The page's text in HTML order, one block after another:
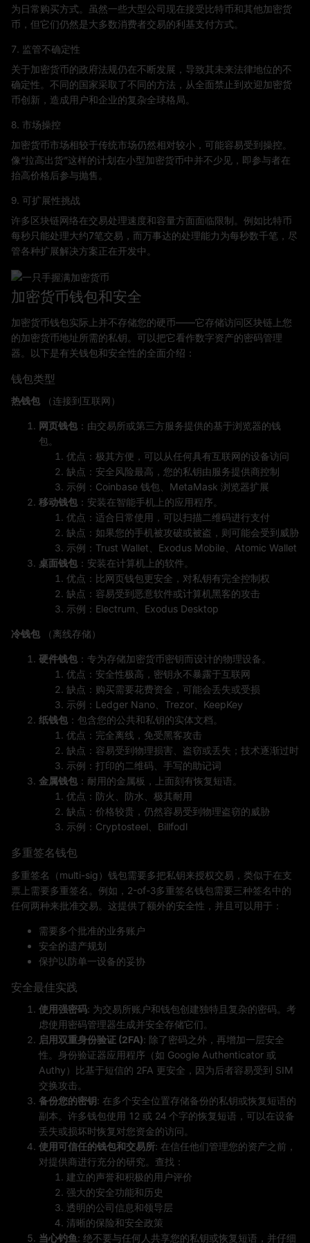
为日常购买方式。虽然一些大型公司现在接受比特币和其他加密货
币，但它们仍然是大多数消费者交易的利基支付方式。
7. 监管不确定性
关于加密货币的政府法规仍在不断发展，导致其未来法律地位的不
确定性。不同的国家采取了不同的方法，从全面禁止到欢迎加密货
币创新，造成用户和企业的复杂全球格局。
8. 市场操控
加密货币市场相较于传统市场仍然相对较小，可能容易受到操控。
像“拉高出货”这样的计划在小型加密货币中并不少见，即参与者在
抬高价格后参与抛售。
9. 可扩展性挑战
许多区块链网络在交易处理速度和容量方面面临限制。例如比特币
每秒只能处理大约7笔交易，而万事达的处理能力为每秒数千笔，尽
管各种扩展解决方案正在开发中。
加密货币钱包和安全
加密货币钱包实际上并不存储您的硬币——它存储访问区块链上您
的加密货币地址所需的私钥。可以把它看作数字资产的密码管理
器。以下是有关钱包和安全性的全面介绍：
钱包类型
热钱包 （连接到互联网）
网页钱包 ：由交易所或第三方服务提供的基于浏览器的钱
包。
优点：极其方便，可以从任何具有互联网的设备访问
缺点：安全风险最高，您的私钥由服务提供商控制
示例：Coinbase 钱包、MetaMask 浏览器扩展
移动钱包 ：安装在智能手机上的应用程序。
优点：适合日常使用，可以扫描二维码进行支付
缺点：如果您的手机被攻破或被盗，则可能会受到威胁
示例：Trust Wallet、Exodus Mobile、Atomic Wallet
桌面钱包 ：安装在计算机上的软件。
优点：比网页钱包更安全，对私钥有完全控制权
缺点：容易受到恶意软件或计算机黑客的攻击
示例：Electrum、Exodus Desktop
冷钱包 （离线存储）
硬件钱包 ：专为存储加密货币密钥而设计的物理设备。
优点：安全性极高，密钥永不暴露于互联网
缺点：购买需要花费资金，可能会丢失或受损
示例：Ledger Nano、Trezor、KeepKey
纸钱包 ：包含您的公共和私钥的实体文档。
优点：完全离线，免受黑客攻击
缺点：容易受到物理损害、盗窃或丢失；技术逐渐过时
示例：打印的二维码、手写的助记词
金属钱包 ：耐用的金属板，上面刻有恢复短语。
优点：防火、防水、极其耐用
缺点：价格较贵，仍然容易受到物理盗窃的威胁
示例：Cryptosteel、Billfodl
多重签名钱包
多重签名（multi-sig）钱包需要多把私钥来授权交易，类似于在支
票上需要多重签名。例如，2-of-3多重签名钱包需要三种签名中的
任何两种来批准交易。这提供了额外的安全性，并且可以用于：
需要多个批准的业务账户
安全的遗产规划
保护以防单一设备的妥协
安全最佳实践
使用强密码: 为交易所账户和钱包创建独特且复杂的密码。考
虑使用密码管理器生成并安全存储它们。
启用双重身份验证 (2FA): 除了密码之外，再增加一层安全
性。身份验证器应用程序（如 Google Authenticator 或
Authy）比基于短信的 2FA 更安全，因为后者容易受到 SIM
交换攻击。
备份您的密钥: 在多个安全位置存储备份的私钥或恢复短语的
副本。许多钱包使用 12 或 24 个字的恢复短语，可以在设备
丢失或损坏时恢复对您资金的访问。
使用可信任的钱包和交易所: 在信任他们管理您的资产之前，
对提供商进行充分的研究。查找：
建立的声誉和积极的用户评价
强大的安全功能和历史
透明的公司信息和领导层
清晰的保险和安全政策
当心钓鱼: 绝不要与任何人共享您的私钥或恢复短语，并仔细